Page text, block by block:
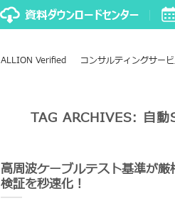
ALLION Verified コンサルティングサー
TAG ARCHIVES: 自動
高周波ケーブルテスト基準が
検証を秒速化！